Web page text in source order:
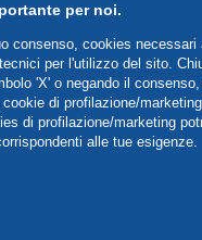
per noi.
consenso, cookies necessari
per l'utilizzo del sito.
'X' o negando il
di profilazione/
di profilazione/marketing
alle tue esigenze.